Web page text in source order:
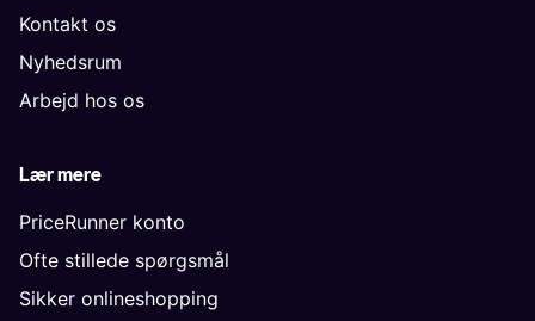
Kontakt os
Nyhedsrum
Arbejd hos os
Lær mere
PriceRunner konto
Ofte stillede spørgsmål
Sikker onlineshopping